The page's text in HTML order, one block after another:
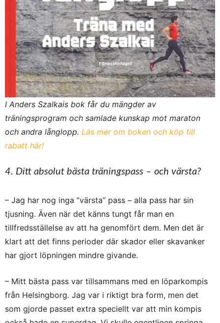
I Anders Szalkais bok får du mängder av
träningsprogram och samlade kunskap mot maraton
och andra långlopp. Läs mer om boken och köp till
rabatt här!
4. Ditt absolut bästa träningspass – och värsta?
– Jag har nog inga ”värsta” pass – alla pass har sin
tjusning. Även när det känns tungt får man en
tillfredsställelse av att ha genomfört dem. Men det är
klart att det finns perioder där skador eller skavanker
har gjort löpningen mindre givande.
– Mitt bästa pass var tillsammans med en löparkompis
från Helsingborg. Jag var i riktigt bra form, men det
som gjorde passet extra speciellt var att min kompis